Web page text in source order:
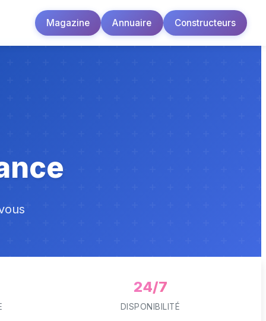
Magazine Annuaire Constructeurs
24/7
DISPONIBILITÉ